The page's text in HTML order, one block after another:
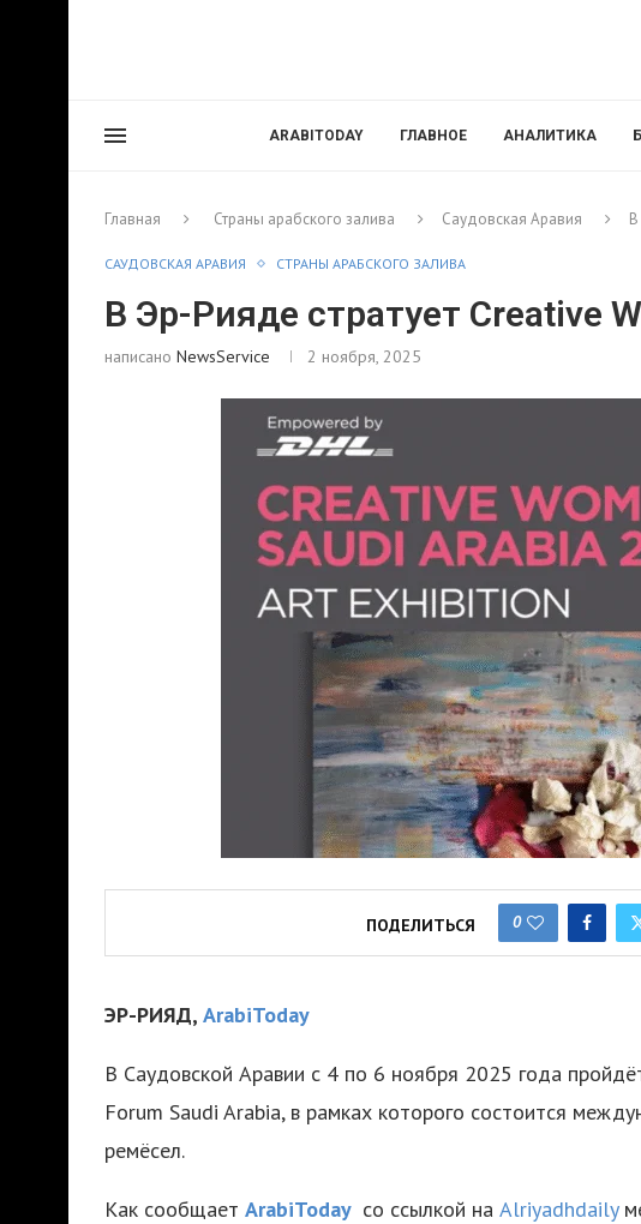
ARABITODAY ГЛАВНОЕ АНАЛИТИКА
Главная Страны арабского залива Саудовская Аравия
САУДОВСКАЯ АРАВИЯ СТРАНЫ АРАБСКОГО ЗАЛИВА
В Эр-Рияде стратует Creative
написано NewsService 2 ноября, 2025
ПОДЕЛИТЬСЯ 0
ЭР-РИЯД, ArabiToday
В Саудовской Аравии с 4 по 6 ноября 2025 года
Forum Saudi Arabia, в рамках которого состоится
ремёсел.
Как сообщает ArabiToday со ссылкой на Alriyadhdaily